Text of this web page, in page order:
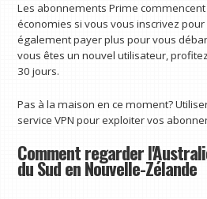
Les abonnements Prime
économies si vous vous inscrivez
également payer plus pour vous
vous êtes un nouvel utilisateur,
30 jours.
Pas à la maison en ce moment?
service VPN pour exploiter vos
Comment regarder
du Sud en Nouvelle-Zélande